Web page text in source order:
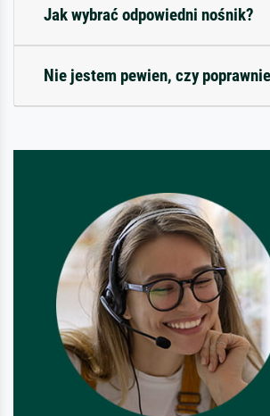
Jak wybrać odpowiedni nośnik?
Nie jestem pewien, czy